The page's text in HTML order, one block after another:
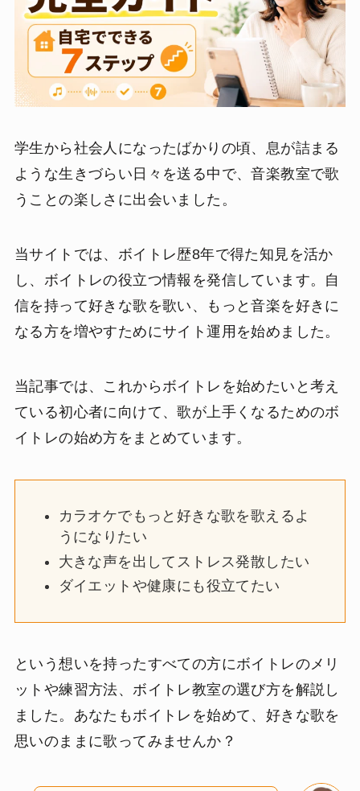
学生から社会人になったばかりの頃、息が詰まる
ような生きづらい日々を送る中で、音楽教室で歌
うことの楽しさに出会いました。
当サイトでは、ボイトレ歴8年で得た知見を活か
し、ボイトレの役立つ情報を発信しています。自
信を持って好きな歌を歌い、もっと音楽を好きに
なる方を増やすためにサイト運用を始めました。
当記事では、これからボイトレを始めたいと考え
ている初心者に向けて、歌が上手くなるためのボ
イトレの始め方をまとめています。
カラオケでもっと好きな歌を歌えるよ
うになりたい
大きな声を出してストレス発散したい
ダイエットや健康にも役立てたい
という想いを持ったすべての方にボイトレのメリ
ットや練習方法、ボイトレ教室の選び方を解説し
ました。あなたもボイトレを始めて、好きな歌を
思いのままに歌ってみませんか？